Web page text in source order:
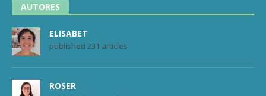
AUTORES
ELISABET
published 231 articles
ROSER